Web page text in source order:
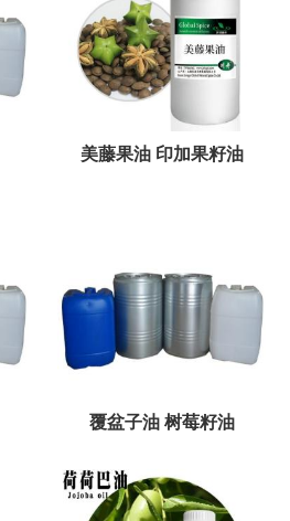
美藤果油 印加果籽油
覆盆子油 树莓籽油